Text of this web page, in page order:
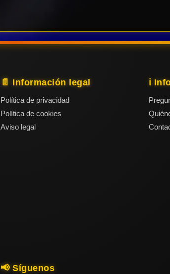
📄 Información legal
Política de privacidad
Política de cookies
Aviso legal
ℹ️
📢 Síguenos